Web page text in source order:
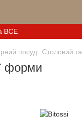
ВСЕ
посуд Столовий
форми